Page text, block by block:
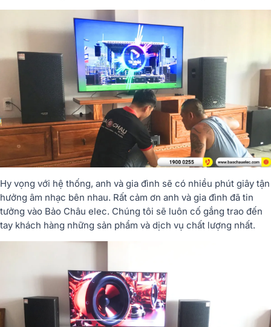
Hy vọng với hệ thống, anh và gia đình sẽ có nhiều phút giây tận
hưởng âm nhạc bên nhau. Rất cảm ơn anh và gia đình đã tin
tưởng vào Bảo Châu elec. Chúng tôi sẽ luôn cố gắng trao đến
tay khách hàng những sản phẩm và dịch vụ chất lượng nhất.